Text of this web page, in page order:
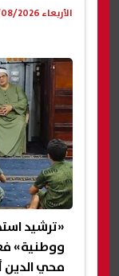
الأربعاء 05/08/2026 03:45 م
«ترشيد
ووطنية»
محي الدين